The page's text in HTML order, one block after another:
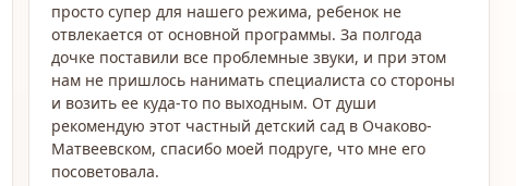
просто супер для нашего режима, ребенок не
отвлекается от основной программы. За полгода
дочке поставили все проблемные звуки, и при этом
нам не пришлось нанимать специалиста со стороны
и возить ее куда-то по выходным. От души
рекомендую этот частный детский сад в Очаково-
Матвеевском, спасибо моей подруге, что мне его
посоветовала.